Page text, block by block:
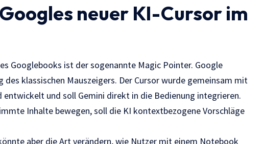
neuer KI-Cursor im
Googlebooks ist der sogenannte Magic Pointer. Google
klassischen Mauszeigers. Der Cursor wurde gemeinsam mit
entwickelt und soll Gemini direkt in die Bedienung integrieren.
Inhalte bewegen, soll die KI kontextbezogene Vorschläge
aber die Art verändern, wie Nutzer mit einem Notebook